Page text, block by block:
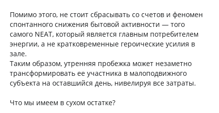
Помимо этого, не стоит сбрасывать со счетов и феномен
спонтанного снижения бытовой активности — того
самого NEAT, который является главным потребителем
энергии, а не кратковременные героические усилия в
зале.
Таким образом, утренняя пробежка может незаметно
трансформировать ее участника в малоподвижного
субъекта на оставшийся день, нивелируя все затраты.
Что мы имеем в сухом остатке?